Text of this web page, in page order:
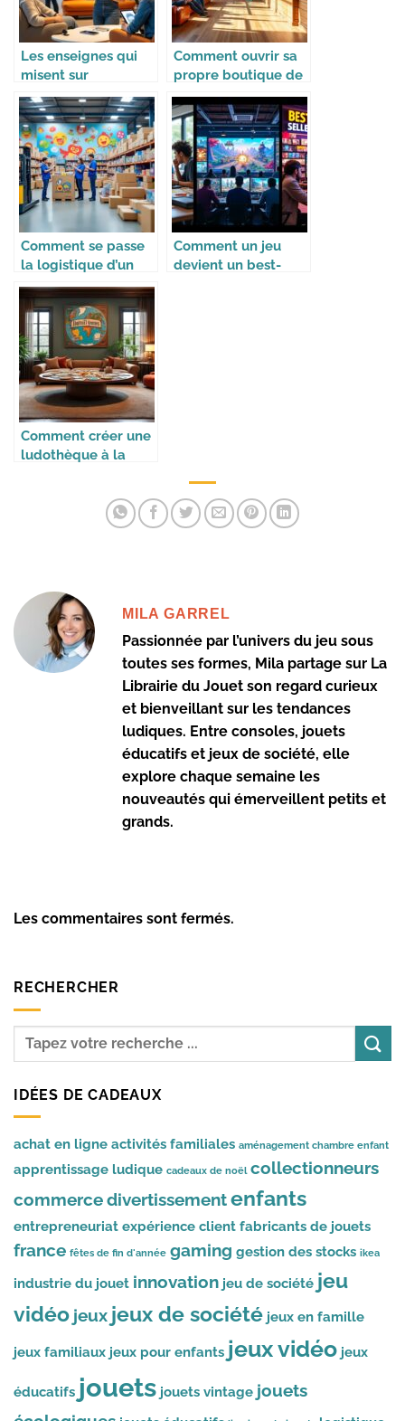
Les enseignes qui
misent sur
l’expérience client
Comment ouvrir sa
propre boutique de
jeux
Comment se passe
la logistique d’un
site e-commerce de
jouets
Comment un jeu
devient un best-
Comment créer une
ludothèque à la
MILA GARREL
Passionnée par l’univers du jeu sous
toutes ses formes, Mila partage sur La
Librairie du Jouet son regard curieux
et bienveillant sur les tendances
ludiques. Entre consoles, jouets
éducatifs et jeux de société, elle
explore chaque semaine les
nouveautés qui émerveillent petits et
grands.
Les commentaires sont fermés.
RECHERCHER
IDÉES DE CADEAUX
achat en ligne activités familiales aménagement chambre enfant
apprentissage ludique cadeaux de noël collectionneurs
commercedivertissementenfants
entrepreneuriat expérience client fabricants de jouets
france fêtes de fin d'année gaming gestion des stocks ikea
industrie du jouet innovation jeu de société jeu
vidéo jeux jeux de société jeux en famille
jeux familiaux jeux pour enfants jeux vidéo jeux
éducatifs jouets jouets vintage jouets